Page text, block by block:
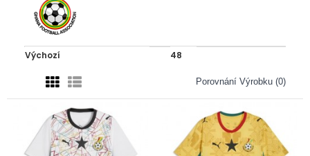
Porovnání Výrobku (0)